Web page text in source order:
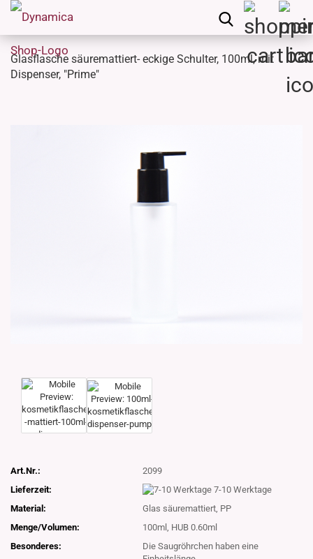
Glasflasche säuremattiert- eckige Schulter, 100ml, mit
Dispenser, "Prime"
Art.Nr.:
2099
Lieferzeit:
7-10 Werktage
Material:
Glas säuremattiert, PP
Menge/Volumen:
100ml, HUB 0.60ml
Besonderes:
Die Saugröhrchen haben eine